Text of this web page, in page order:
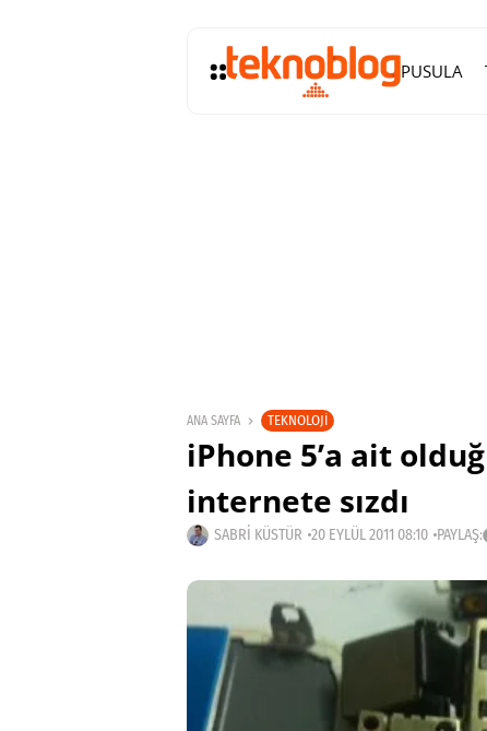
PUSULA
ANA SAYFA TEKNOLOJI
iPhone 5’a ait
internete sızdı
SABRI KÜSTÜR 20 EYLÜL 2011 08:10 PAYLAŞ: